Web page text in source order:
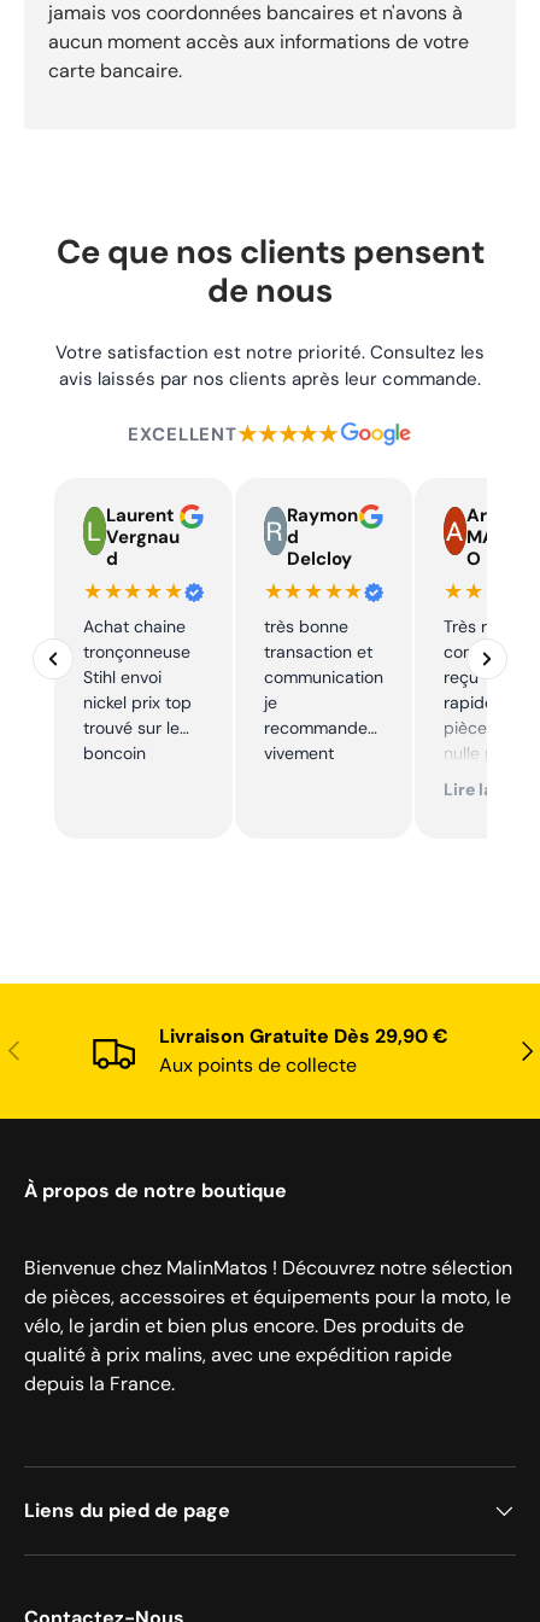
1999-2003 pour usage moto/quad. Référence : REF-1626
pour identifier précisément ce composant. Compatibilité :
Harley Davidson FLHT Electra Glide Standard 1999Harley
jamais vos coordonnées bancaires et n'avons à
aucun moment accès aux informations de votre
carte bancaire.
Ce que nos clients pensent
de nous
Votre satisfaction est notre priorité. Consultez les
avis laissés par nos clients après leur commande.
EXCELLENT★★★★★
Laurent
Vergnau
d
★★★★★
Achat chaine
tronçonneuse
Stihl envoi
nickel prix top
trouvé sur le
boncoin
Raymon
d
Delcloy
★★★★★
très bonne
transaction et
communication
je
recommande
vivement
Armand
MARTIN
O
Très réactif,
commande
reçu
rapidement,
pièce
nulle part
ailleurs et
Lire la suite
Précédent
Livraison Gratuite Dès 29,90 €
Aux points de collecte
À propos de notre boutique
Bienvenue chez MalinMatos ! Découvrez notre sélection
de pièces, accessoires et équipements pour la moto, le
vélo, le jardin et bien plus encore. Des produits de
qualité à prix malins, avec une expédition rapide
depuis la France.
Liens du pied de page